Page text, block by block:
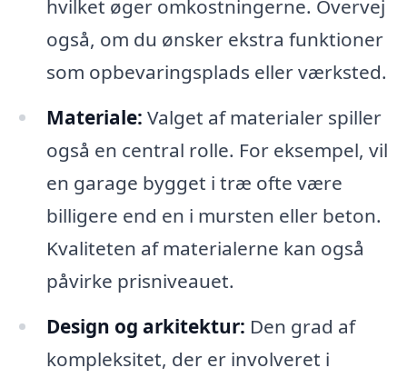
hvilket øger omkostningerne. Overvej
også, om du ønsker ekstra funktioner
som opbevaringsplads eller værksted.
Materiale: Valget af materialer spiller
også en central rolle. For eksempel, vil
en garage bygget i træ ofte være
billigere end en i mursten eller beton.
Kvaliteten af materialerne kan også
påvirke prisniveauet.
Design og arkitektur: Den grad af
kompleksitet, der er involveret i